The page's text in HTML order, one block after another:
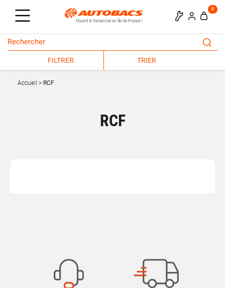
0
FILTRER TRIER
Accueil RCF
RCF